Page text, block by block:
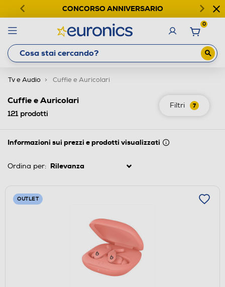
CONCORSO ANNIVERSARIO
0
Tv e Audio Cuffie e Auricolari
Filtri 7
Cuffie e Auricolari
121prodotti
Informazioni sui prezzi e prodotti visualizzati
Ordina per:
OUTLET